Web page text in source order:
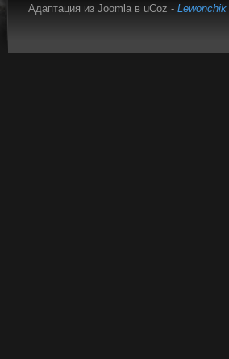
Адаптация из Joomla в uCoz - Lewonchik